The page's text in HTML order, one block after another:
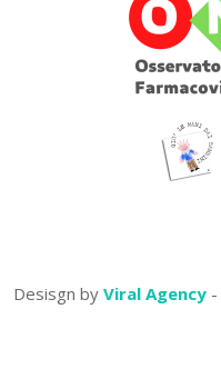
Desisgn by Viral Agency -